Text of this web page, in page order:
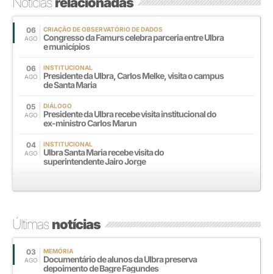
06
AGO
CRIAÇÃO DE OBSERVATÓRIO DE DADOS
Congresso da Famurs celebra parceria entre Ulbra
e municípios
06
AGO
INSTITUCIONAL
Presidente da Ulbra, Carlos Melke, visita o campus
de Santa Maria
05
AGO
DIÁLOGO
Presidente da Ulbra recebe visita institucional do
ex-ministro Carlos Marun
04
AGO
INSTITUCIONAL
Ulbra Santa Maria recebe visita do
superintendente Jairo Jorge
Últimasnotícias
03
AGO
MEMÓRIA
Documentário de alunos da Ulbra preserva
depoimento de Bagre Fagundes